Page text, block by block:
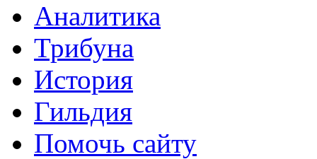
Аналитика
Трибуна
История
Гильдия
Помочь сайту